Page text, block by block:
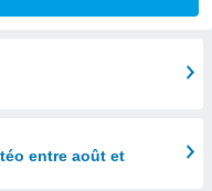
entre août et